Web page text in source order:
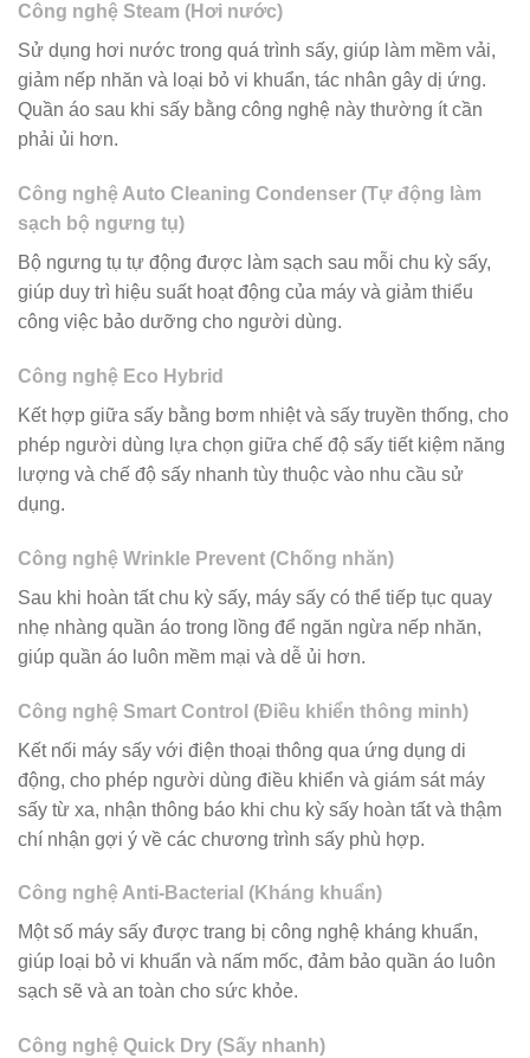
Công nghệ Steam (Hơi nước)
Sử dụng hơi nước trong quá trình sấy, giúp làm mềm vải,
giảm nếp nhăn và loại bỏ vi khuẩn, tác nhân gây dị ứng.
Quần áo sau khi sấy bằng công nghệ này thường ít cần
phải ủi hơn.
Công nghệ Auto Cleaning Condenser (Tự động làm
sạch bộ ngưng tụ)
Bộ ngưng tụ tự động được làm sạch sau mỗi chu kỳ sấy,
giúp duy trì hiệu suất hoạt động của máy và giảm thiểu
công việc bảo dưỡng cho người dùng.
Công nghệ Eco Hybrid
Kết hợp giữa sấy bằng bơm nhiệt và sấy truyền thống, cho
phép người dùng lựa chọn giữa chế độ sấy tiết kiệm năng
lượng và chế độ sấy nhanh tùy thuộc vào nhu cầu sử
dụng.
Công nghệ Wrinkle Prevent (Chống nhăn)
Sau khi hoàn tất chu kỳ sấy, máy sấy có thể tiếp tục quay
nhẹ nhàng quần áo trong lồng để ngăn ngừa nếp nhăn,
giúp quần áo luôn mềm mại và dễ ủi hơn.
Công nghệ Smart Control (Điều khiển thông minh)
Kết nối máy sấy với điện thoại thông qua ứng dụng di
động, cho phép người dùng điều khiển và giám sát máy
sấy từ xa, nhận thông báo khi chu kỳ sấy hoàn tất và thậm
chí nhận gợi ý về các chương trình sấy phù hợp.
Công nghệ Anti-Bacterial (Kháng khuẩn)
Một số máy sấy được trang bị công nghệ kháng khuẩn,
giúp loại bỏ vi khuẩn và nấm mốc, đảm bảo quần áo luôn
sạch sẽ và an toàn cho sức khỏe.
Công nghệ Quick Dry (Sấy nhanh)